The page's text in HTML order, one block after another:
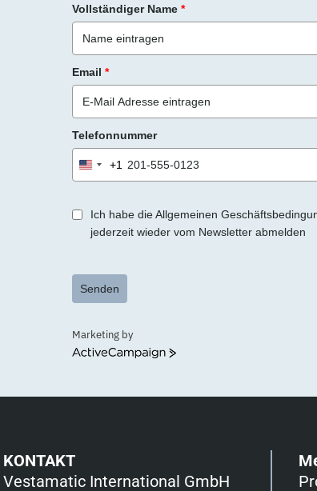
e
d
l
e
r
Vollständiger Name *
Email *
Telefonnummer
United
+1
Ich habe die Allgemeinen
jederzeit wieder vom Newsletter abmelden
Senden
Marketing by
ActiveCampaign
KONTAKT
Vestamatic International GmbH